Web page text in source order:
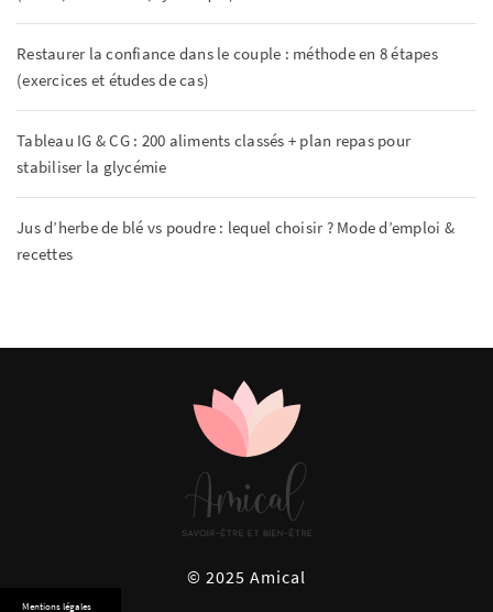
Mentions légales
Restaurer la confiance dans le couple : méthode en 8 étapes
(exercices et études de cas)
Tableau IG & CG : 200 aliments classés + plan repas pour
stabiliser la glycémie
Jus d’herbe de blé vs poudre : lequel choisir ? Mode d’emploi &
recettes
AMICAL
© 2025 Amical